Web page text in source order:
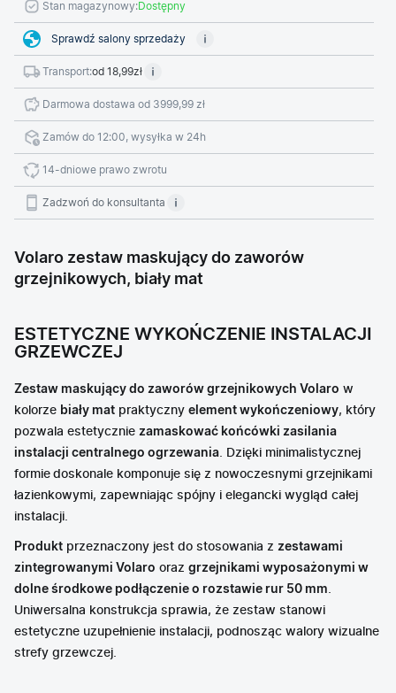
Stan magazynowy:Dostępny
Sprawdź salony sprzedaży
Transport:od 18,99zł
Darmowa dostawa od 3999,99 zł
Zamów do 12:00, wysyłka w 24h
14-dniowe prawo zwrotu
Zadzwoń do konsultanta
Volaro zestaw maskujący do zaworów
grzejnikowych, biały mat
ESTETYCZNE WYKOŃCZENIE INSTALACJI
GRZEWCZEJ
Zestaw maskujący do zaworów grzejnikowych Volaro w
kolorze biały mat praktyczny element wykończeniowy, który
pozwala estetycznie zamaskować końcówki zasilania
instalacji centralnego ogrzewania. Dzięki minimalistycznej
formie doskonale komponuje się z nowoczesnymi grzejnikami
łazienkowymi, zapewniając spójny i elegancki wygląd całej
instalacji.
Produkt przeznaczony jest do stosowania z zestawami
zintegrowanymi Volaro oraz grzejnikami wyposażonymi w
dolne środkowe podłączenie o rozstawie rur 50 mm.
Uniwersalna konstrukcja sprawia, że zestaw stanowi
estetyczne uzupełnienie instalacji, podnosząc walory wizualne
strefy grzewczej.